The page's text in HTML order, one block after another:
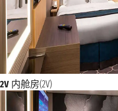
2V 内舱房(2V)